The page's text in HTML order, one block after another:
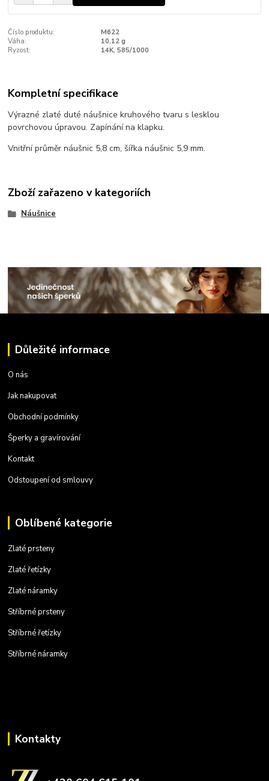
Číslo produktu:
M622
Váha:
10,12 g
Ryzost:
14K, 585/1000
Kompletní specifikace
Výrazné zlaté duté náušnice kruhového tvaru s lesklou
povrchovou úpravou. Zapínání na klapku.
Vnitřní průměr náušnic 5,8 cm, šířka náušnic 5,9 mm.
Zboží zařazeno v kategoriích
Náušnice
Důležité informace
O nás
Jak nakupovat
Obchodní podmínky
Šperky a gravírování
Kontakt
Odstoupení od smlouvy
Oblíbené kategorie
Zlaté prsteny
Zlaté řetízky
Zlaté náramky
Stříbrné prsteny
Stříbrné řetízky
Stříbrné náramky
Kontakty